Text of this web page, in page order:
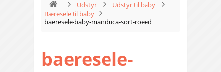
Udstyr
Udstyr til baby
Bæresele til baby
baeresele-baby-manduca-sort-roeed
baeresele-